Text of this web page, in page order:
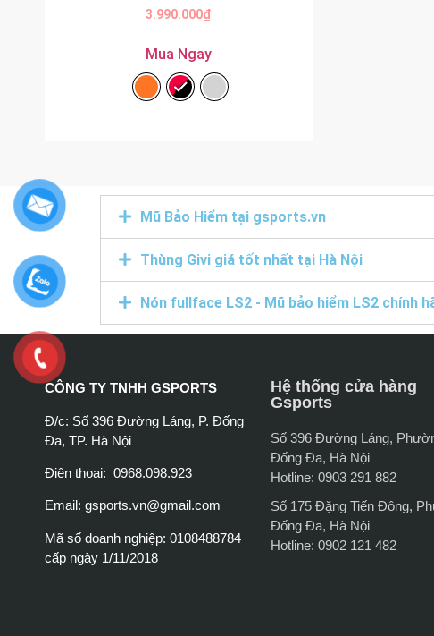
3.990.000₫
Mua Ngay
Mũ Bảo Hiểm tại gsports.vn
Thùng Givi giá tốt nhất tại Hà Nội
Nón fullface LS2 - Mũ bảo hiểm LS2 chính
CÔNG TY TNHH GSPORTS
Đ/c: Số 396 Đường Láng, P. Đống
Đa, TP. Hà Nội
Điện thoại: 0968.098.923
Email: gsports.vn@gmail.com
Mã số doanh nghiệp: 0108488784
cấp ngày 1/11/2018
Hệ thống cửa hàng
Gsports
Số 396 Đường Láng,
Đống Đa, Hà Nội
Hotline: 0903 291 882
Số 175 Đặng Tiến Đông,
Đống Đa, Hà Nội
Hotline: 0902 121 482